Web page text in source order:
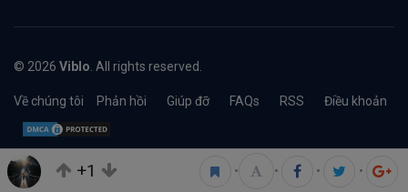
+1 • • • •
© 2026 Viblo . All rights reserved.
Về chúng tôi Phản hồi Giúp đỡ FAQs RSS Điều khoản